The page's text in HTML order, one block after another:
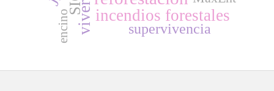
incendios forestales
supervivencia
encino